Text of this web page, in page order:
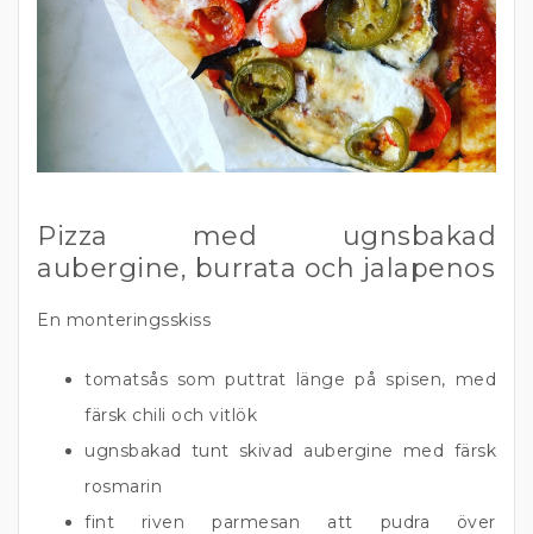
Pizza med ugnsbakad
aubergine, burrata och jalapenos
En monteringsskiss
tomatsås som puttrat länge på spisen, med
färsk chili och vitlök
ugnsbakad tunt skivad aubergine med färsk
rosmarin
fint riven parmesan att pudra över